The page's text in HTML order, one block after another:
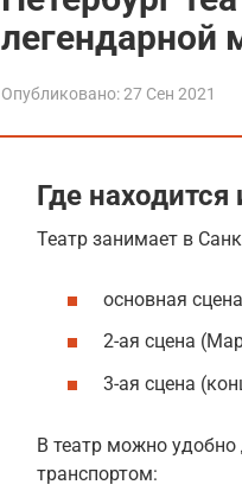
легендарной
Опубликовано:27 Сен 2021
Где
Театр занимает в
основная
2-ая сцена
3-ая сцена
В театр можно
транспортом: